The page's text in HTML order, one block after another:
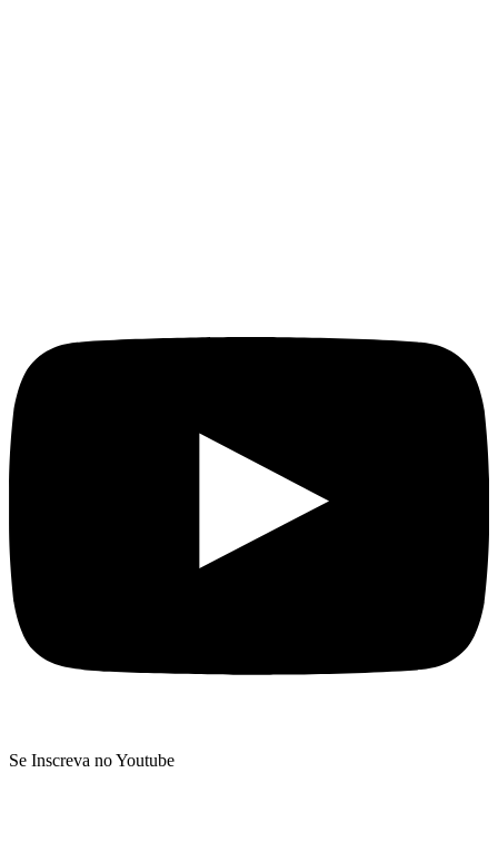
Se Inscreva no Youtube